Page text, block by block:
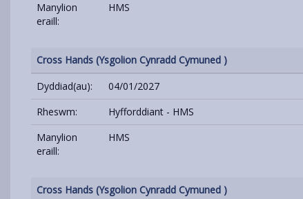
Manylion
eraill:
HMS
Cross Hands (Ysgolion Cynradd Cymuned )
Dyddiad(au):
04/01/2027
Rheswm:
Hyfforddiant - HMS
Manylion
eraill:
HMS
Cross Hands (Ysgolion Cynradd Cymuned )